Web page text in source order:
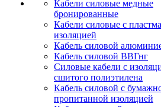
Кабели силовые медные
бронированные
Кабели силовые с
изоляцией
Кабель силовой
Кабель силовой ВВГнг
Силовые кабели с
сшитого полиэтилена
Кабель силовой с
пропитанной изоляцией